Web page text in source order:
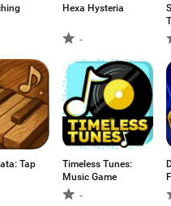
Hexa Hysteria
-
Tap
Timeless Tunes:
Music Game
-